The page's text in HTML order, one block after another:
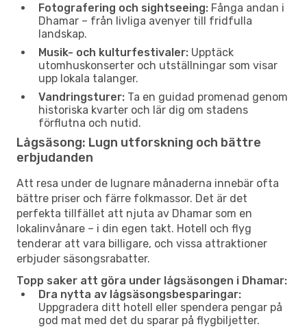
Fotografering och sightseeing: Fånga andan i
Dhamar – från livliga avenyer till fridfulla
landskap.
Musik- och kulturfestivaler: Upptäck
utomhuskonserter och utställningar som visar
upp lokala talanger.
Vandringsturer: Ta en guidad promenad genom
historiska kvarter och lär dig om stadens
förflutna och nutid.
Lågsäsong: Lugn utforskning och bättre
erbjudanden
Att resa under de lugnare månaderna innebär ofta
bättre priser och färre folkmassor. Det är det
perfekta tillfället att njuta av Dhamar som en
lokalinvånare – i din egen takt. Hotell och flyg
tenderar att vara billigare, och vissa attraktioner
erbjuder säsongsrabatter.
Topp saker att göra under lågsäsongen i Dhamar:
Dra nytta av lågsäsongsbesparingar:
Uppgradera ditt hotell eller spendera pengar på
god mat med det du sparar på flygbiljetter.